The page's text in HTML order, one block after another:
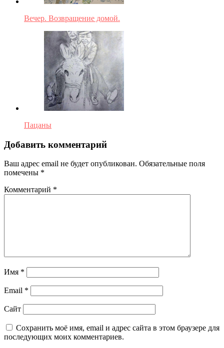
Вечер. Возвращение домой.
Пацаны
Добавить комментарий
Ваш адрес email не будет опубликован. Обязательные поля
помечены *
Комментарий *
Имя *
Email *
Сайт
Сохранить моё имя, email и адрес сайта в этом браузере для
последующих моих комментариев.